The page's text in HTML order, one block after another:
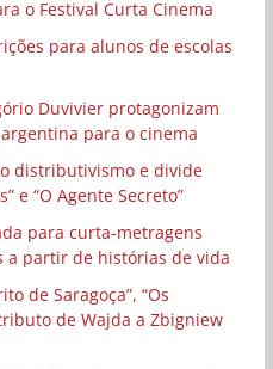
o Festival Curta Cinema
para alunos de escolas
Duvivier protagonizam
para o cinema
distributivismo e divide
e “O Agente Secreto”
para curta-metragens
a partir de histórias de vida
de Saragoça”, “Os
de Wajda a Zbigniew